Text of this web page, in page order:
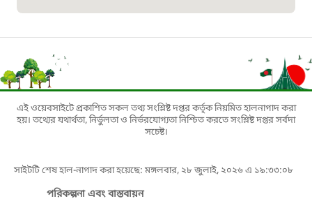
১৬৯৯৯
বিদ্যুৎ বিভাগ সেবা সংক্রান্ত হটলাইন
১৬৬৯৯
লিগ্যাল এইড হেল্পলাইন
এই ওয়েবসাইটে প্রকাশিত সকল তথ্য সংশ্লিষ্ট দপ্তর কর্তৃক নিয়মিত হালনাগাদ করা
হয়। তথ্যের যথার্থতা, নির্ভুলতা ও নির্ভরযোগ্যতা নিশ্চিত করতে সংশ্লিষ্ট দপ্তর সর্বদা
সচেষ্ট।
সাইটটি শেষ হাল-নাগাদ করা হয়েছে: মঙ্গলবার, ২৮ জুলাই, ২০২৬ এ ১৯:৩৩:০৮
পরিকল্পনা এবং বাস্তবায়ন